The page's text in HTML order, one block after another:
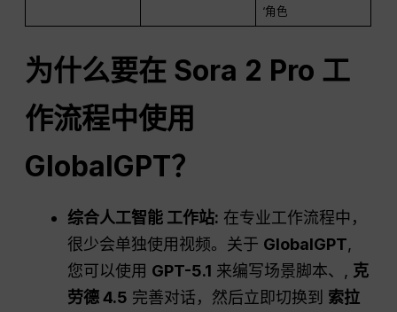
‘角色
为什么要在 Sora 2 Pro 工
作流程中使用
GlobalGPT？
综合人工智能 工作站: 在专业工作流程中，
很少会单独使用视频。关于 GlobalGPT,
您可以使用 GPT-5.1 来编写场景脚本、, 克
劳德 4.5 完善对话，然后立即切换到 索拉